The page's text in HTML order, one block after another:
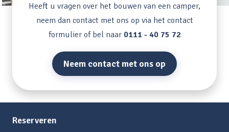
Heeft u vragen over het bouwen van een camper,
neem dan contact met ons op via het contact
formulier of bel naar 0111 - 40 75 72
Neem contact met ons op
Reserveren